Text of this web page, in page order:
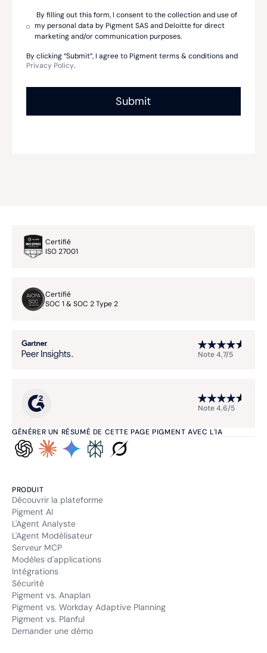
By filling out this form, I consent to the collection and use of
my personal data by Pigment SAS and Deloitte for direct
marketing and/or communication purposes.
By clicking “Submit”, I agree to Pigment terms & conditions and
Privacy Policy.
GÉNÉRER UN RÉSUMÉ DE CETTE PAGE PIGMENT AVEC L'IA
Certifié
ISO 27001
Certifié
SOC 1 & SOC 2 Type 2
Note 4,7/5
Note 4,6/5
PRODUIT
Découvrir la plateforme
Pigment AI
L'Agent Analyste
L'Agent Modélisateur
Serveur MCP
Modèles d'applications
Intégrations
Sécurité
Pigment vs. Anaplan
Pigment vs. Workday Adaptive Planning
Pigment vs. Planful
Demander une démo